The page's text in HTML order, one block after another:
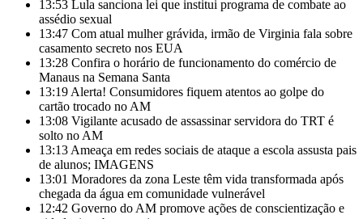
13:53 Lula sanciona lei que institui programa de combate ao
assédio sexual
13:47 Com atual mulher grávida, irmão de Virginia fala sobre
casamento secreto nos EUA
13:28 Confira o horário de funcionamento do comércio de
Manaus na Semana Santa
13:19 Alerta! Consumidores fiquem atentos ao golpe do
cartão trocado no AM
13:08 Vigilante acusado de assassinar servidora do TRT é
solto no AM
13:13 Ameaça em redes sociais de ataque a escola assusta pais
de alunos; IMAGENS
13:01 Moradores da zona Leste têm vida transformada após
chegada da água em comunidade vulnerável
12:42 Governo do AM promove ações de conscientização e